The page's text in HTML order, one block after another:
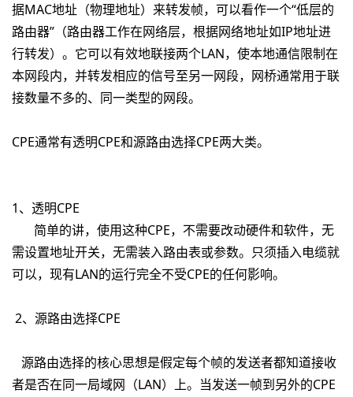
据MAC地址（物理地址）来转发帧，可以看作一个“低层的
路由器”（路由器工作在网络层，根据网络地址如IP地址进
行转发）。它可以有效地联接两个LAN，使本地通信限制在
本网段内，并转发相应的信号至另一网段，网桥通常用于联
接数量不多的、同一类型的网段。
CPE通常有透明CPE和源路由选择CPE两大类。
1、透明CPE
简单的讲，使用这种CPE，不需要改动硬件和软件，无
需设置地址开关，无需装入路由表或参数。只须插入电缆就
可以，现有LAN的运行完全不受CPE的任何影响。
2、源路由选择CPE
源路由选择的核心思想是假定每个帧的发送者都知道接收
者是否在同一局域网（LAN）上。当发送一帧到另外的CPE